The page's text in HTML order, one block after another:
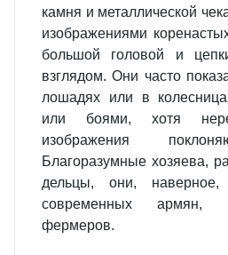
камня и металлической
изображениями
большой головой и
взглядом. Они часто
лошадях или в
или боями, хотя
изображения
Благоразумные хозяева,
дельцы, они,
современных армян,
фермеров.